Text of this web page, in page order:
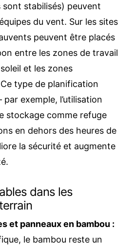
sont stabilisés) peuvent
du vent. Sur les sites
peuvent être placés
entre les zones de travail
et les zones
type de planification
par exemple, l’utilisation
stockage comme refuge
en dehors des heures de
la sécurité et augmente
dans les
et panneaux en bambou :
le bambou reste un